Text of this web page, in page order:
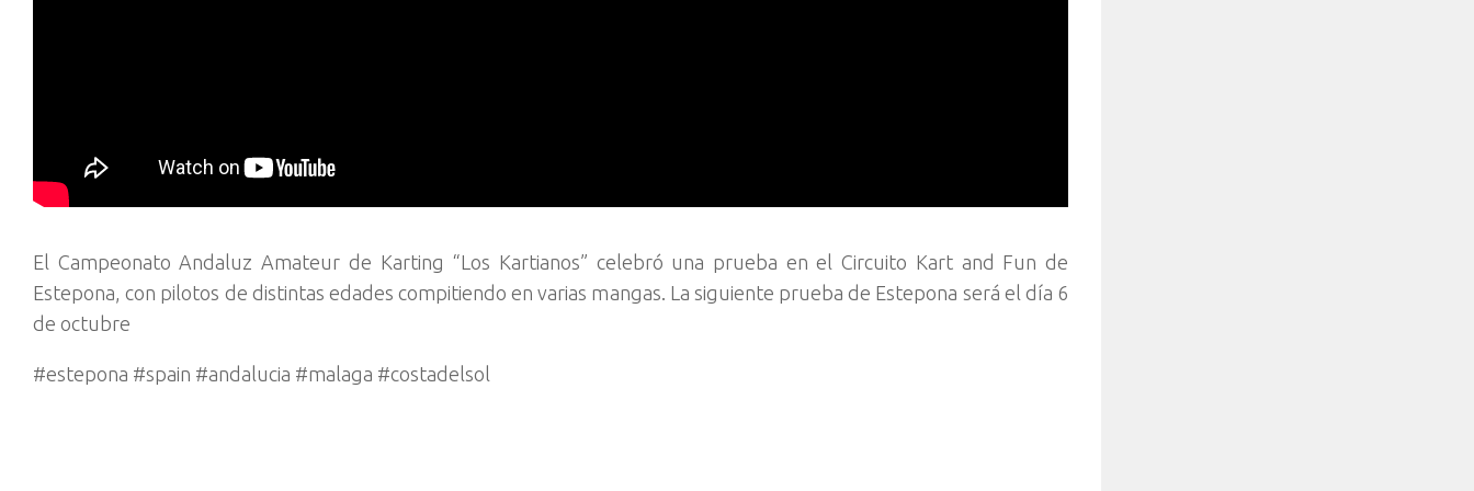
El Campeonato Andaluz Amateur de Karting “Los Kartianos” celebró una prueba en el Circuito Kart and Fun de
Estepona, con pilotos de distintas edades compitiendo en varias mangas. La siguiente prueba de Estepona será el día 6
de octubre
#estepona #spain #andalucia #malaga #costadelsol